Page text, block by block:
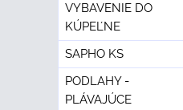
VYBAVENIE DO
KÚPEĽNE
SAPHO KS
PODLAHY -
PLÁVAJÚCE